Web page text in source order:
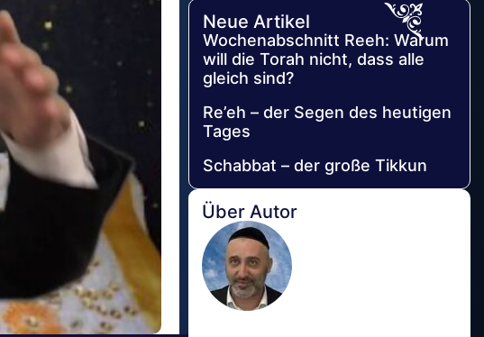
Neue Artikel
Wochenabschnitt Reeh: Warum
will die Torah nicht, dass alle
gleich sind?
Re’eh – der Segen des heutigen
Tages
Schabbat – der große Tikkun
Über Autor